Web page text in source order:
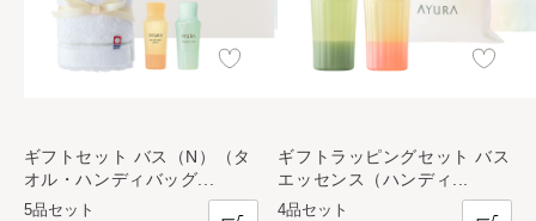
ギフトセット バス（N）（タ
オル・ハンディバッグ
5品セット
ギフトラッピングセット バス
エッセンス（ハンディ
4品セット